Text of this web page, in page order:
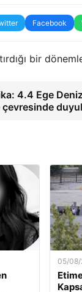
Facebook
bir
4.4 Ege
çevresinde
05/08/